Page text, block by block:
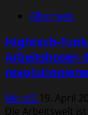
oho!
sind
Allgemein
Hightech-
Arbeitshosen
MarcW 19. April
Die Arbeitswelt